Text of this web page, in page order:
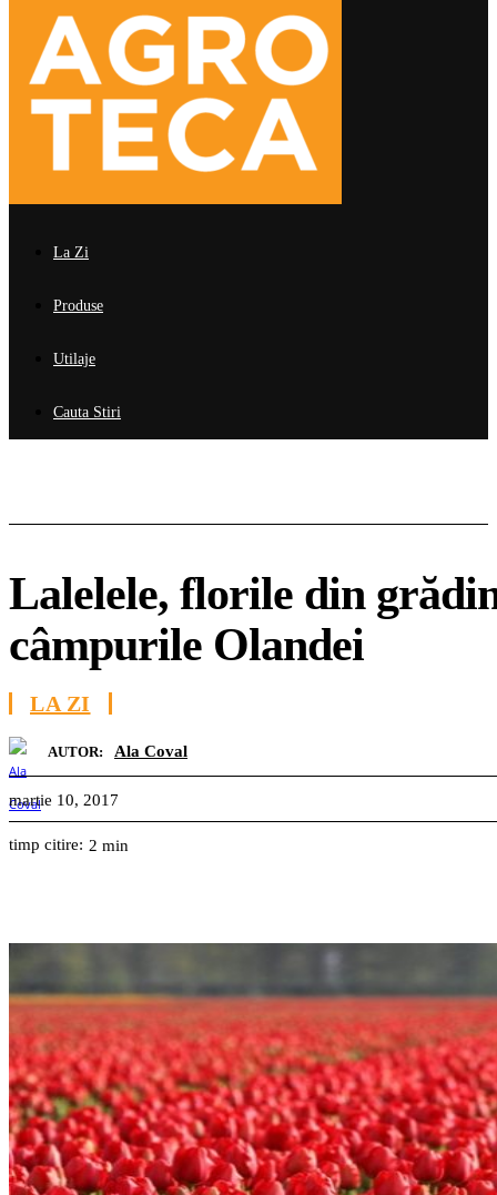
La Zi
Produse
Utilaje
Cauta Stiri
Lalelele, florile din
câmpurile Olandei
LA ZI
AUTOR: Ala Coval
martie 10, 2017
timp citire: 2 min